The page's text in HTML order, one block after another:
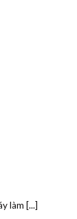
làm [...]